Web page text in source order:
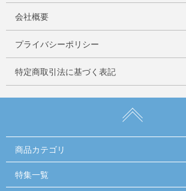
会社概要
プライバシーポリシー
特定商取引法に基づく表記
商品カテゴリ
特集一覧